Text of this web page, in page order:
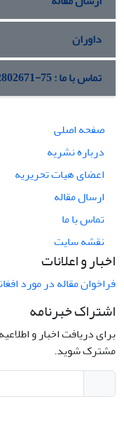
داوران
تماس با ما : 75-22802671-021
صفحه اصلی
درباره نشریه
اعضای هیات تحریریه
ارسال مقاله
تماس با ما
نقشه سایت
اخبار و اعلانات
فراخوان مقاله در مورد
اشتراک خبرنامه
برای دریافت اخبار و
مشترک شوید.